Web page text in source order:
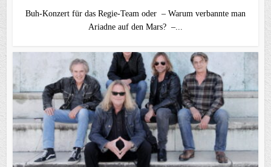
Buh-Konzert für das Regie-Team oder – Warum verbannte man
Ariadne auf den Mars? –...